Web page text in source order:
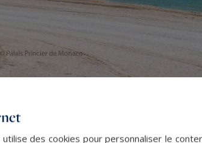
des cookies pour personnaliser le